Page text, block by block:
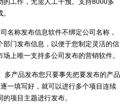
称发布信息软件不绑定公司名称，
门发布信息，以便于您制定灵活的信
上唯一支持多公司发布的营销软件。
产品发布您只要事先把要发布的产品
一填写好，就可以进行多个项目连续
项目主题进行发布。